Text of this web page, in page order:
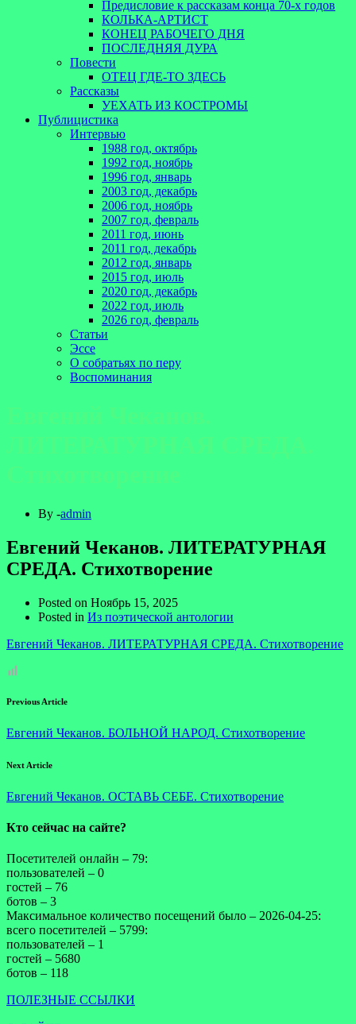
Предисловие к рассказам конца 70-х годов
КОЛЬКА-АРТИСТ
КОНЕЦ РАБОЧЕГО ДНЯ
ПОСЛЕДНЯЯ ДУРА
Повести
ОТЕЦ ГДЕ-ТО ЗДЕСЬ
Рассказы
УЕХАТЬ ИЗ КОСТРОМЫ
Публицистика
Интервью
1988 год, октябрь
1992 год, ноябрь
1996 год, январь
2003 год, декабрь
2006 год, ноябрь
2007 год, февраль
2011 год, июнь
2011 год, декабрь
2012 год, январь
2015 год, июль
2020 год, декабрь
2022 год, июль
2026 год, февраль
Статьи
Эссе
О собратьях по перу
Воспоминания
By -admin
Евгений Чеканов. ЛИТЕРАТУРНАЯ
СРЕДА. Стихотворение
Posted on Ноябрь 15, 2025
Posted in Из поэтической антологии
Евгений Чеканов. ЛИТЕРАТУРНАЯ СРЕДА. Стихотворение
Previous Article
Евгений Чеканов. БОЛЬНОЙ НАРОД. Стихотворение
Next Article
Евгений Чеканов. ОСТАВЬ СЕБЕ. Стихотворение
Кто сейчас на сайте?
Посетителей онлайн – 79:
пользователей – 0
гостей – 76
ботов – 3
Максимальное количество посещений было – 2026-04-25:
всего посетителей – 5799:
пользователей – 1
гостей – 5680
ботов – 118
ПОЛЕЗНЫЕ ССЫЛКИ